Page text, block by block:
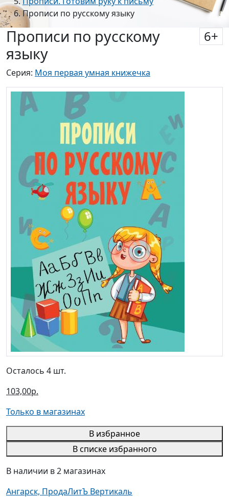
Прописи по русскому языку
Прописи по русскому
языку
6+
Серия: Моя первая умная книжечка
Осталось 4 шт.
103,00р.
Только в магазинах
В избранное
В списке избранного
В наличии в 2 магазинах
Ангарск, ПродаЛитЪ Вертикаль